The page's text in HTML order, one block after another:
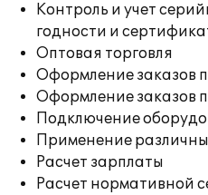
Контроль и учет
годности и
Оптовая торговля
Оформление заказов
Оформление заказов
Подключение
Применение
Расчет зарплаты
Расчет нормативной